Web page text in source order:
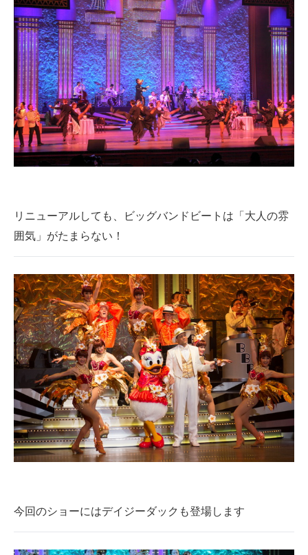
リニューアルしても、ビッグバンドビートは「大人の雰
囲気」がたまらない！
今回のショーにはデイジーダックも登場します